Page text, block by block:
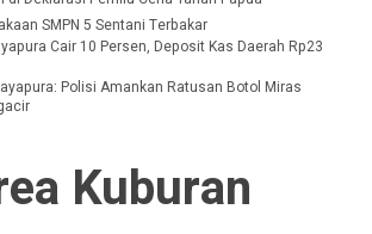
SMPN 5 Sentani Terbakar
Cair 10 Persen, Deposit Kas Daerah Rp23
Polisi Amankan Ratusan Botol Miras
Kuburan